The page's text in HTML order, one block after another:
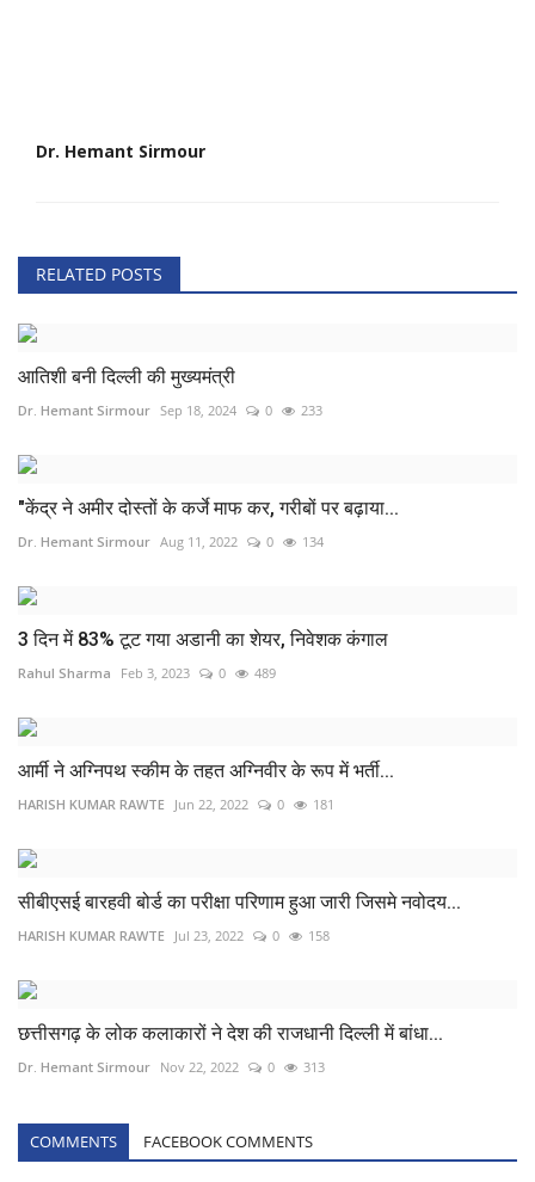
Dr. Hemant Sirmour
RELATED POSTS
आतिशी बनी दिल्ली की मुख्यमंत्री
Dr. Hemant Sirmour Sep 18, 2024 0 233
"केंद्र ने अमीर दोस्तों के कर्जे माफ कर, गरीबों पर बढ़ाया...
Dr. Hemant Sirmour Aug 11, 2022 0 134
3 दिन में 83% टूट गया अडानी का शेयर, निवेशक कंगाल
Rahul Sharma Feb 3, 2023 0 489
आर्मी ने अग्निपथ स्कीम के तहत अग्निवीर के रूप में भर्ती...
HARISH KUMAR RAWTE Jun 22, 2022 0 181
सीबीएसई बारहवी बोर्ड का परीक्षा परिणाम हुआ जारी जिसमे नवोदय...
HARISH KUMAR RAWTE Jul 23, 2022 0 158
छत्तीसगढ़ के लोक कलाकारों ने देश की राजधानी दिल्ली में बांधा...
Dr. Hemant Sirmour Nov 22, 2022 0 313
COMMENTS FACEBOOK COMMENTS